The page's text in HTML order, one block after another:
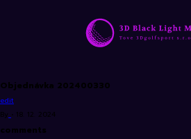
Objednávka 202400330
edit
By • 18. 12. 2024
comments